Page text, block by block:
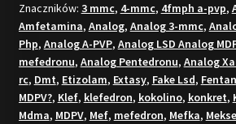
1gram
Znaczników: 3 mmc, 4-mmc, 4fmph a-pvp,
Amfetamina, Analog, Analog 3-mmc,
Php, Analog A-PVP, Analog LSD Analog
mefedronu, Analog Pentedronu, Analog
rc, Dmt, Etizolam, Extasy, Fake Lsd,
MDPV?, Klef, klefedron, kokolino, konkret,
Mdma, MDPV, Mef, mefedron, Mefka,